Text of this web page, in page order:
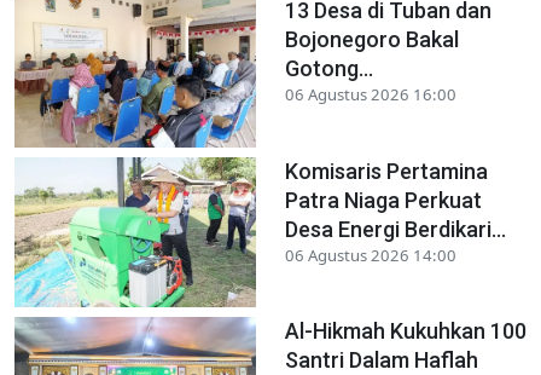
13 Desa di Tuban dan
Bojonegoro Bakal
Gotong...
06 Agustus 2026 16:00
Komisaris Pertamina
Patra Niaga Perkuat
Desa Energi Berdikari...
06 Agustus 2026 14:00
Al-Hikmah Kukuhkan 100
Santri Dalam Haflah